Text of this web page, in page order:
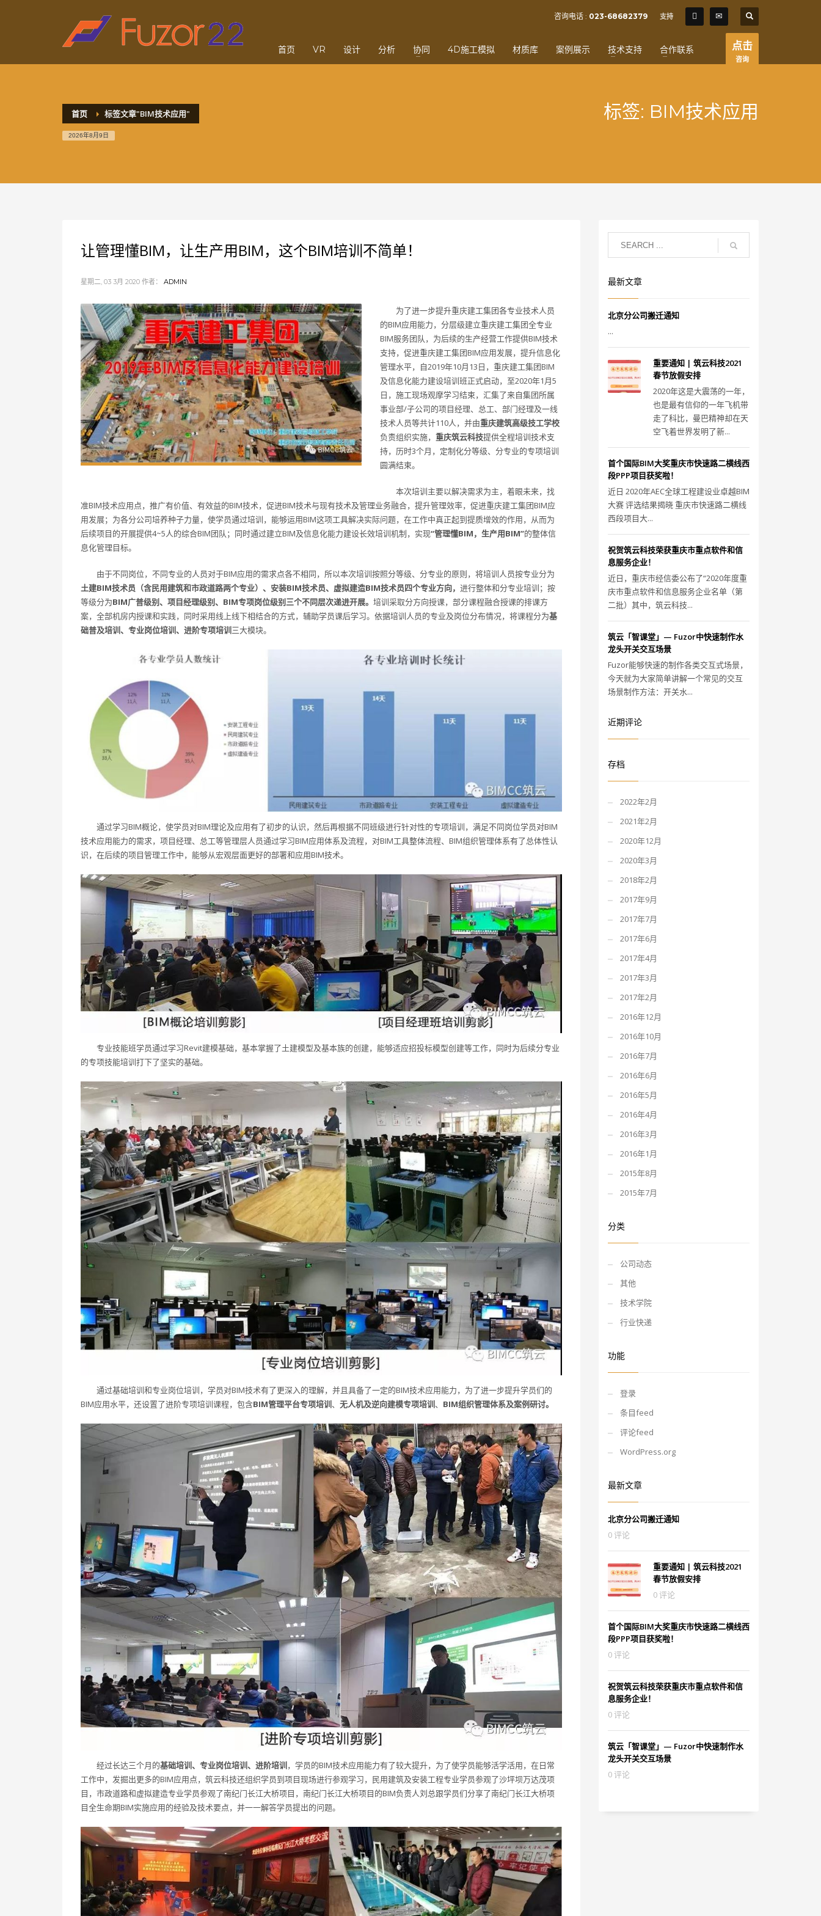
HOW TO SHOP
1 Login or create new account.
SHOWROOM HOURS
Sat - 9:00AM-5:00PM
Sundays by appointment only!
咨询电话 : 023-68682379 支持
首页 VR 设计 分析 协同 4D施工模拟 材质库 案例展示 技术支持 合作联系 点击
咨询
首页 标签文章"BIM技术应用"
2026年8月9日
标签: BIM技术应用
让管理懂BIM，让生产用BIM，这个BIM培训不简单！
星期二, 03 3月 2020 作者： ADMIN
为了进一步提升重庆建工集团各专业技术人员
的BIM应用能力，分层级建立重庆建工集团全专业
BIM服务团队，为后续的生产经营工作提供BIM技术
支持，促进重庆建工集团BIM应用发展，提升信息化
管理水平，自2019年10月13日，重庆建工集团BIM
及信息化能力建设培训班正式启动，至2020年1月5
日，施工现场观摩学习结束，汇集了来自集团所属
事业部/子公司的项目经理、总工、部门经理及一线
技术人员等共计110人，并由重庆建筑高级技工学校
负责组织实施， 重庆筑云科技提供全程培训技术支
持，历时3个月，定制化分等级、分专业的专项培训
圆满结束。
本次培训主要以解决需求为主，着眼未来，找
准BIM技术应用点，推广有价值、有效益的BIM技术，促进BIM技术与现有技术及管理业务融合，提升管理效率，促进重庆建工集团BIM应
用发展；为各分公司培养种子力量，使学员通过培训，能够运用BIM这项工具解决实际问题，在工作中真正起到提质增效的作用，从而为
后续项目的开展提供4~5人的综合BIM团队；同时通过建立BIM及信息化能力建设长效培训机制，实现“管理懂BIM，生产用BIM”的整体信
息化管理目标。
由于不同岗位，不同专业的人员对于BIM应用的需求点各不相同，所以本次培训按照分等级、分专业的原则，将培训人员按专业分为
土建BIM技术员（含民用建筑和市政道路两个专业）、安装BIM技术员、虚拟建造BIM技术员四个专业方向， 进行整体和分专业培训；按
等级分为BIM广普级别、项目经理级别、BIM专项岗位级别三个不同层次递进开展。 培训采取分方向授课，部分课程融合授课的排课方
案，全部机房内授课和实践，同时采用线上线下相结合的方式，辅助学员课后学习。依据培训人员的专业及岗位分布情况，将课程分为基
础普及培训、专业岗位培训、进阶专项培训三大模块。
通过学习BIM概论，使学员对BIM理论及应用有了初步的认识，然后再根据不同班级进行针对性的专项培训，满足不同岗位学员对BIM
技术应用能力的需求，项目经理、总工等管理层人员通过学习BIM应用体系及流程，对BIM工具整体流程、BIM组织管理体系有了总体性认
识，在后续的项目管理工作中，能够从宏观层面更好的部署和应用BIM技术。
专业技能班学员通过学习Revit建模基础，基本掌握了土建模型及基本族的创建，能够适应招投标模型创建等工作，同时为后续分专业
的专项技能培训打下了坚实的基础。
通过基础培训和专业岗位培训，学员对BIM技术有了更深入的理解，并且具备了一定的BIM技术应用能力，为了进一步提升学员们的
BIM应用水平，还设置了进阶专项培训课程，包含BIM管理平台专项培训、 无人机及逆向建模专项培训、 BIM组织管理体系及案例研讨。
经过长达三个月的基础培训、专业岗位培训、进阶培训，学员的BIM技术应用能力有了较大提升，为了使学员能够活学活用，在日常
工作中，发掘出更多的BIM应用点，筑云科技还组织学员到项目现场进行参观学习，民用建筑及安装工程专业学员参观了沙坪坝万达茂项
目，市政道路和虚拟建造专业学员参观了南纪门长江大桥项目，南纪门长江大桥项目的BIM负责人刘总跟学员们分享了南纪门长江大桥项
目全生命期BIM实施应用的经验及技术要点，并一一解答学员提出的问题。
最新文章
北京分公司搬迁通知
...
重要通知 | 筑云科技2021
春节放假安排
2020年这是大震荡的一年，
也是最有信仰的一年飞机带
走了科比，曼巴精神却在天
空飞着世界发明了新...
首个国际BIM大奖重庆市快速路二横线西
段PPP项目获奖啦！
近日 2020年AEC全球工程建设业卓越BIM
大赛 评选结果揭晓 重庆市快速路二横线
西段项目大...
祝贺筑云科技荣获重庆市重点软件和信
息服务企业！
近日，重庆市经信委公布了“2020年度重
庆市重点软件和信息服务企业名单（第
二批）其中，筑云科技...
筑云「智课堂」— Fuzor中快速制作水
龙头开关交互场景
Fuzor能够快速的制作各类交互式场景，
今天就为大家简单讲解一个常见的交互
场景制作方法：开关水...
近期评论
存档
2022年2月
2021年2月
2020年12月
2020年3月
2018年2月
2017年9月
2017年7月
2017年6月
2017年4月
2017年3月
2017年2月
2016年12月
2016年10月
2016年7月
2016年6月
2016年5月
2016年4月
2016年3月
2016年1月
2015年8月
2015年7月
分类
公司动态
其他
技术学院
行业快递
功能
登录
条目feed
评论feed
WordPress.org
最新文章
北京分公司搬迁通知
0 评论
重要通知 | 筑云科技2021
春节放假安排
0 评论
首个国际BIM大奖重庆市快速路二横线西
段PPP项目获奖啦！
0 评论
祝贺筑云科技荣获重庆市重点软件和信
息服务企业！
0 评论
筑云「智课堂」— Fuzor中快速制作水
龙头开关交互场景
0 评论